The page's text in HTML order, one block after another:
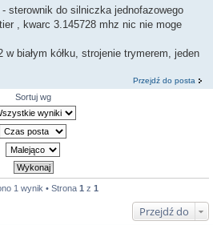
sterownik do silniczka jednofazowego
, kwarc 3.145728 mhz nic nie moge
w białym kółku, strojenie trymerem, jeden
Przejdź do posta
Sortuj wg
1 wynik • Strona 1 z 1
Przejdź do